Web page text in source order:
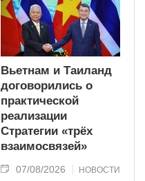
Вьетнам и Таиланд
договорились о
практической
реализации
Стратегии «трёх
взаимосвязей»
07/08/2026 НОВОСТИ